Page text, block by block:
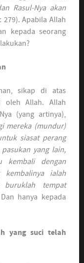
Rasul-Nya akan
279). Apabila Allah
kepada seorang
sikap di atas
oleh Allah. Allah
(yang artinya),
mereka (mundur)
siasat perang
yang lain,
kembali dengan
ialah
tempat
hanya kepada
yang sucitelah